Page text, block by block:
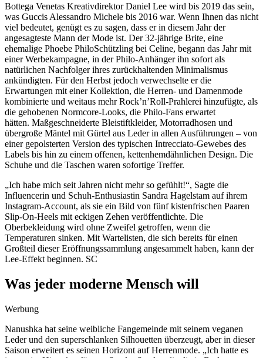
Bottega Venetas Kreativdirektor Daniel Lee wird bis 2019 das sein,
was Guccis Alessandro Michele bis 2016 war. Wenn Ihnen das nicht
viel bedeutet, genügt es zu sagen, dass er in diesem Jahr der
angesagteste Mann der Mode ist. Der 32-jährige Brite, eine
ehemalige Phoebe PhiloSchützling bei Celine, begann das Jahr mit
einer Werbekampagne, in der Philo-Anhänger ihn sofort als
natürlichen Nachfolger ihres zurückhaltenden Minimalismus
ankündigten. Für den Herbst jedoch verwechselte er die
Erwartungen mit einer Kollektion, die Herren- und Damenmode
kombinierte und weitaus mehr Rock’n’Roll-Prahlerei hinzufügte, als
die gehobenen Normcore-Looks, die Philo-Fans erwartet
hätten. Maßgeschneiderte Bleistiftkleider, Motorradhosen und
übergroße Mäntel mit Gürtel aus Leder in allen Ausführungen – von
einer gepolsterten Version des typischen Intrecciato-Gewebes des
Labels bis hin zu einem offenen, kettenhemdähnlichen Design. Die
Schuhe und die Taschen waren sofortige Treffer.
„Ich habe mich seit Jahren nicht mehr so ​​gefühlt!“, Sagte die
Influencerin und Schuh-Enthusiastin Sandra Hagelstam auf ihrem
Instagram-Account, als sie ein Bild von fünf kistenfrischen Paaren
Slip-On-Heels mit eckigen Zehen veröffentlichte. Die
Oberbekleidung wird ohne Zweifel getroffen, wenn die
Temperaturen sinken. Mit Wartelisten, die sich bereits für einen
Großteil dieser Eröffnungssammlung angesammelt haben, kann der
Lee-Effekt beginnen. SC
Was jeder moderne Mensch will
Werbung
Nanushka hat seine weibliche Fangemeinde mit seinem veganen
Leder und den superschlanken Silhouetten überzeugt, aber in dieser
Saison erweitert es seinen Horizont auf Herrenmode. „Ich hatte es